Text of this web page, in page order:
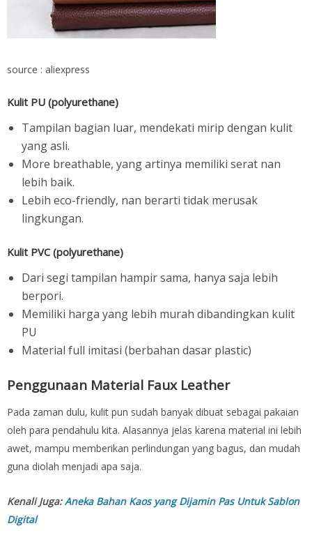
source : aliexpress
Kulit PU (polyurethane)
Tampilan bagian luar, mendekati mirip dengan kulit
yang asli.
More breathable, yang artinya memiliki serat nan
lebih baik.
Lebih eco-friendly, nan berarti tidak merusak
lingkungan.
Kulit PVC (polyurethane)
Dari segi tampilan hampir sama, hanya saja lebih
berpori.
Memiliki harga yang lebih murah dibandingkan kulit
PU
Material full imitasi (berbahan dasar plastic)
Penggunaan Material Faux Leather
Pada zaman dulu, kulit pun sudah banyak dibuat sebagai pakaian
oleh para pendahulu kita. Alasannya jelas karena material ini lebih
awet, mampu memberikan perlindungan yang bagus, dan mudah
guna diolah menjadi apa saja.
Kenali Juga:Aneka Bahan Kaos yang Dijamin Pas Untuk Sablon
Digital